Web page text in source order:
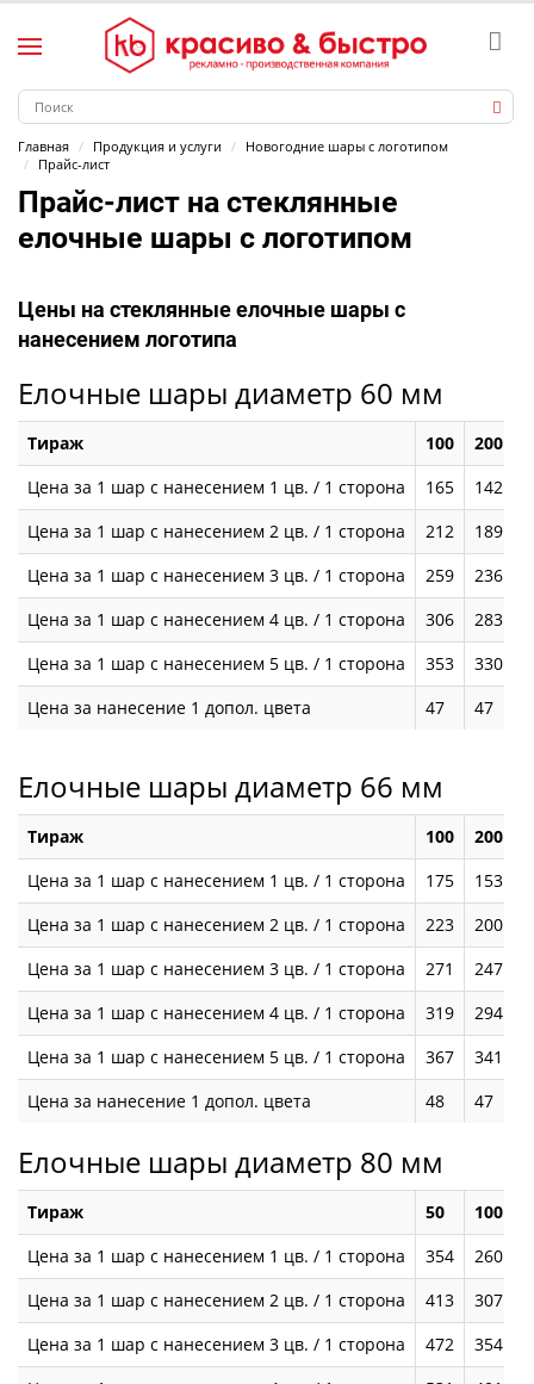
Главная Продукция и услуги
Новогодние шары с логотипом
Прайс-лист
Прайс-лист на стеклянные
елочные шары с логотипом
Цены на стеклянные елочные шары с
нанесением логотипа
Елочные шары диаметр 60 мм
Тираж 100 200
Цена за 1 шар с нанесением 1 цв. / 1 сторона
165 142
Цена за 1 шар с нанесением 2 цв. / 1 сторона
212 189
Цена за 1 шар с нанесением 3 цв. / 1 сторона
259 236
Цена за 1 шар с нанесением 4 цв. / 1 сторона
306 283
Цена за 1 шар с нанесением 5 цв. / 1 сторона
353 330
Цена за нанесение 1 допол. цвета
47 47
Елочные шары диаметр 66 мм
Тираж 100 200
Цена за 1 шар с нанесением 1 цв. / 1 сторона
175 153
Цена за 1 шар с нанесением 2 цв. / 1 сторона
223 200
Цена за 1 шар с нанесением 3 цв. / 1 сторона
271 247
Цена за 1 шар с нанесением 4 цв. / 1 сторона
319 294
Цена за 1 шар с нанесением 5 цв. / 1 сторона
367 341
Цена за нанесение 1 допол. цвета
48 47
Елочные шары диаметр 80 мм
Тираж 50 100
Цена за 1 шар с нанесением 1 цв. / 1 сторона
354 260
Цена за 1 шар с нанесением 2 цв. / 1 сторона
413 307
Цена за 1 шар с нанесением 3 цв. / 1 сторона
472 354